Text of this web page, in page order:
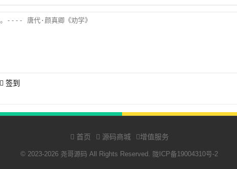
签到
首页 源码商城 增值服务
© 2023-2026 尧哥源码 All Rights Reserved. 陇ICP备19004310号-2